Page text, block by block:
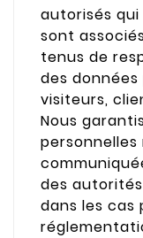
autorisés
sont
tenus de
des
visiteurs,
Nous
des
dans les cas